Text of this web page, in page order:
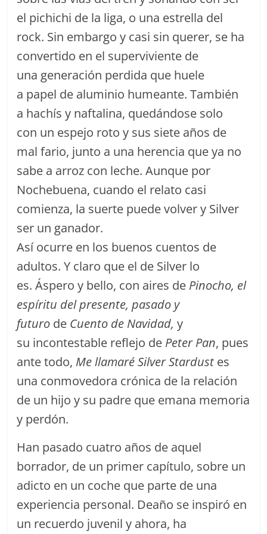
el pichichi de la liga, o una estrella del
rock. Sin embargo y casi sin querer, se ha
convertido en el superviviente de
una generación perdida que huele
a papel de aluminio humeante. También
a hachís y naftalina, quedándose solo
con un espejo roto y sus siete años de
mal fario, junto a una herencia que ya no
sabe a arroz con leche. Aunque por
Nochebuena, cuando el relato casi
comienza, la suerte puede volver y Silver
ser un ganador.
Así ocurre en los buenos cuentos de
adultos. Y claro que el de Silver lo
es. Áspero y bello, con aires de Pinocho, el
espíritu del presente, pasado y
futuro de Cuento de Navidad,y
su incontestable reflejo de Peter Pan, pues
ante todo, Me llamaré Silver Stardust es
una conmovedora crónica de la relación
de un hijo y su padre que emana memoria
y perdón.
Han pasado cuatro años de aquel
borrador, de un primer capítulo, sobre un
adicto en un coche que parte de una
experiencia personal. Deaño se inspiró en
un recuerdo juvenil y ahora, ha